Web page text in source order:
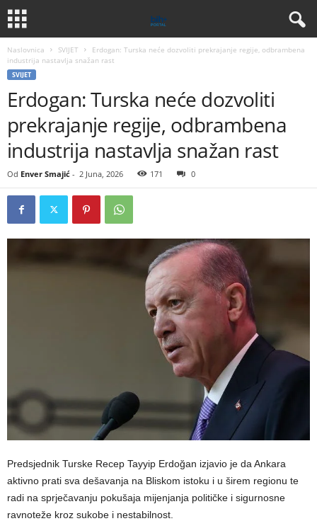
Naslovnica SVIJET
Erdogan: Turska neće dozvoliti prekrajanje regije, odbrambena
industrija nastavlja snažan rast
SVIJET
Erdogan: Turska neće dozvoliti
prekrajanje regije, odbrambena
industrija nastavlja snažan rast
Od Enver Smajić - 2 Juna, 2026 171 0
Predsjednik Turske Recep Tayyip Erdoğan izjavio je da Ankara
aktivno prati sva dešavanja na Bliskom istoku i u širem regionu te
radi na sprječavanju pokušaja mijenjanja političke i sigurnosne
ravnoteže kroz sukobe i nestabilnost.